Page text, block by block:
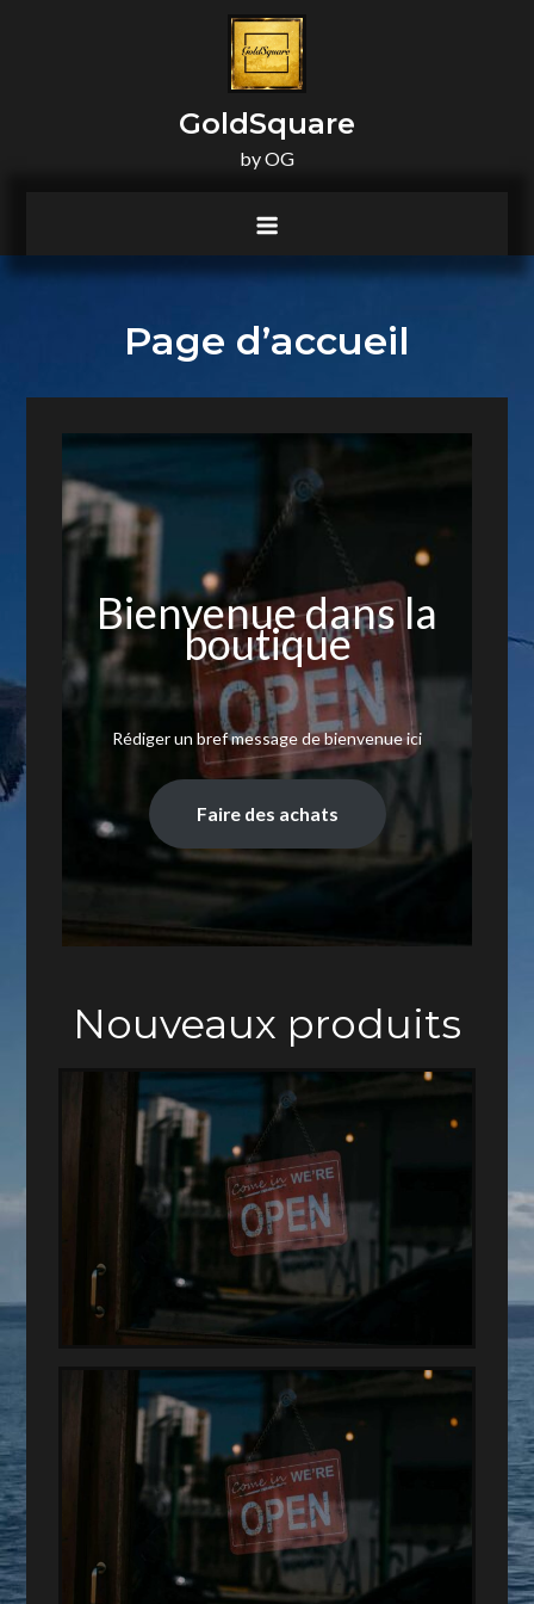
GoldSquare
by OG
Page d’accueil
Bienvenue dans la
boutique
Rédiger un bref message de bienvenue ici
Faire des achats
Nouveaux produits